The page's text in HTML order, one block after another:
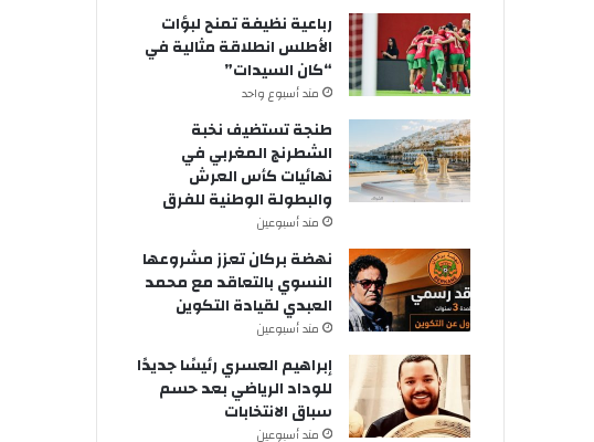
رباعية نظيفة تمنح لبؤات
الأطلس انطلاقة مثالية في
“كان السيدات”
مند أسبوع واحد
طنجة تستضيف نخبة
الشطرنج المغربي في
نهائيات كأس العرش
والبطولة الوطنية للفرق
مند أسبوعين
نهضة بركان تعزز مشروعها
النسوي بالتعاقد مع محمد
العبدي لقيادة التكوين
مند أسبوعين
إبراهيم العسري رئيسًا جديدًا
للوداد الرياضي بعد حسم
سباق الانتخابات
مند أسبوعين